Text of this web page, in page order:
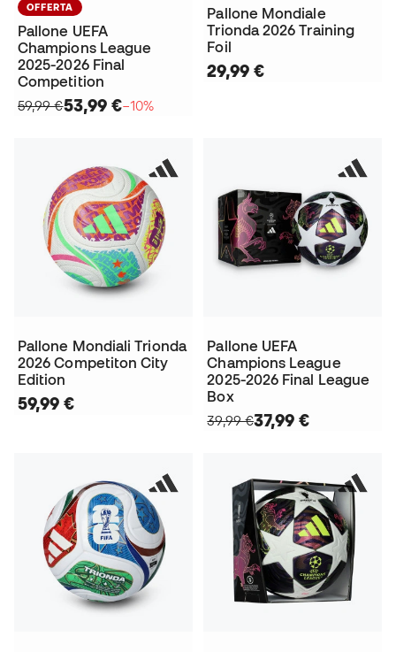
OFFERTA
Pallone UEFA
Champions League
2025-2026 Final
Competition
59,99 €53,99 €−10%
Pallone Mondiale
Trionda 2026 Training
Foil
29,99 €
Pallone Mondiali Trionda
2026 Competiton City
Edition
59,99 €
Pallone UEFA
Champions League
2025-2026 Final League
Box
39,99 €37,99 €